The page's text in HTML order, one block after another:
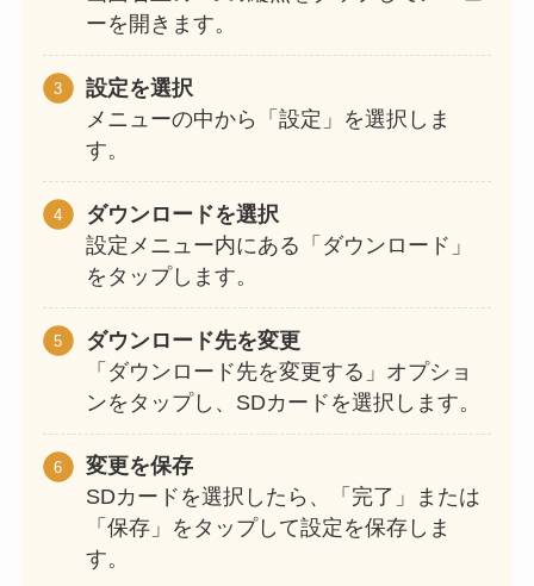
ーを開きます。
設定を選択
メニューの中から「設定」を選択しま
す。
ダウンロードを選択
設定メニュー内にある「ダウンロード」
をタップします。
ダウンロード先を変更
「ダウンロード先を変更する」オプショ
ンをタップし、SDカードを選択します。
変更を保存
SDカードを選択したら、「完了」または
「保存」をタップして設定を保存しま
す。